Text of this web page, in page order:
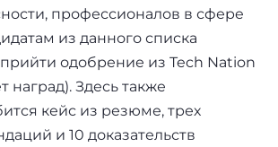
профессионалов в сферe
из данного списка
одобрение из Tech Nation
наград). Здесь также
кейс из резюме, трех
и 10 доказательств